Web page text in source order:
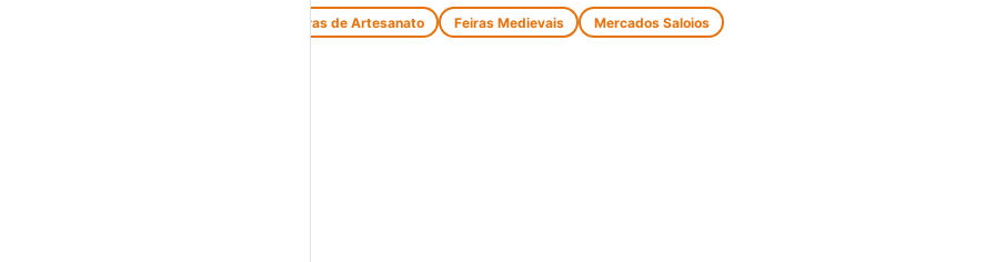
Feiras de Artesanato Feiras Medievais Mercados Saloios